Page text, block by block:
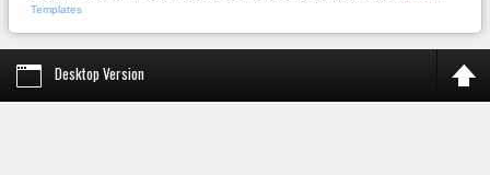
Templates
Desktop Version